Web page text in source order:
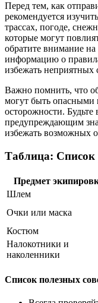
Перед тем, как
рекомендуется
трассах, погоде,
которые могут
обратите внимание
информацию о
избежать неприятных
Важно помнить, что
могут быть опасными
осторожности.
предупреждающим
избежать возможных
Таблица: Список
Предмет
Шлем
Очки или маска
Костюм
Налокотники и
наколенники
Список полезных